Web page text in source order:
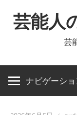
ツ
芸能人
芸
ナビゲーショ